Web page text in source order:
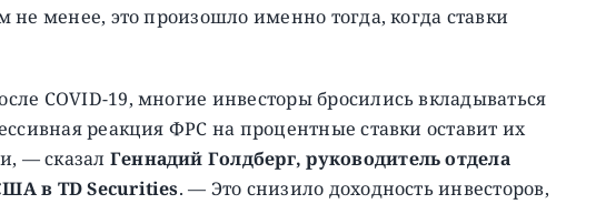
не менее, это произошло именно тогда, когда ставки
COVID-19, многие инвесторы бросились вкладываться
реакция ФРС на процентные ставки оставит их
— сказал Геннадий Голдберг, руководитель отдела
в TD Securities. — Это снизило доходность инвесторов,